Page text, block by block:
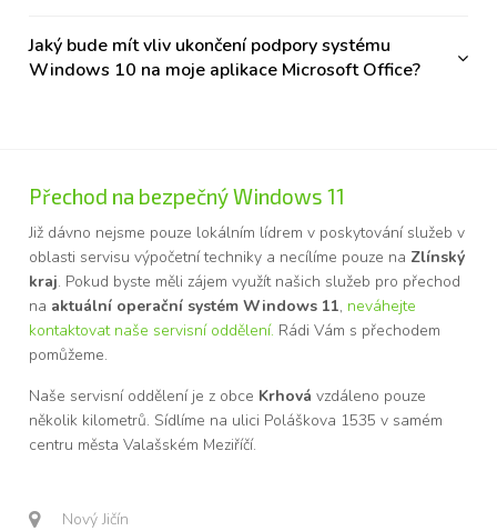
Jaký bude mít vliv ukončení podpory systému
Windows 10 na moje aplikace Microsoft Office?
Přechod na bezpečný Windows 11
Již dávno nejsme pouze lokálním lídrem v poskytování služeb v
oblasti servisu výpočetní techniky a necílíme pouze na Zlínský
kraj. Pokud byste měli zájem využít našich služeb pro přechod
na aktuální operační systém Windows 11, neváhejte
kontaktovat naše servisní oddělení. Rádi Vám s přechodem
pomůžeme.
Naše servisní oddělení je z obce Krhová vzdáleno pouze
několik kilometrů. Sídlíme na ulici Poláškova 1535 v samém
centru města Valašském Meziříčí.
Nový Jičín